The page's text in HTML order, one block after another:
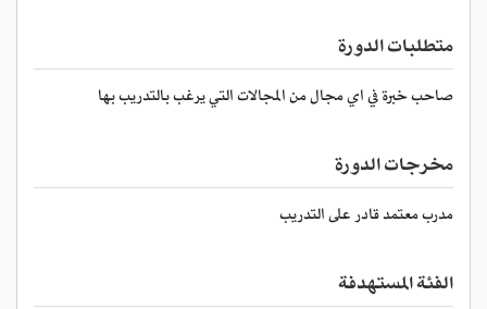
متطلبات الدورة
صاحب خبرة في اي مجال من المجالات التي يرغب بالتدريب بها
مخرجات الدورة
مدرب معتمد قادر على التدريب
الفئة المستهدفة